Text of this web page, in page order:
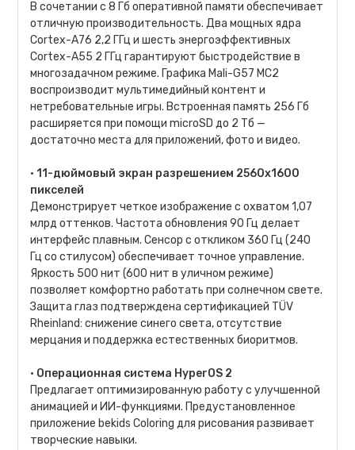
В сочетании с 8 Гб оперативной памяти обеспечивает
отличную производительность. Два мощных ядра
Cortex-A76 2,2 ГГц и шесть энергоэффективных
Cortex-A55 2 ГГц гарантируют быстродействие в
многозадачном режиме. Графика Mali-G57 MC2
воспроизводит мультимедийный контент и
нетребовательные игры. Встроенная память 256 Гб
расширяется при помощи microSD до 2 Тб —
достаточно места для приложений, фото и видео.
• 11-дюймовый экран разрешением 2560х1600
пикселей
Демонстрирует четкое изображение с охватом 1,07
млрд оттенков. Частота обновления 90 Гц делает
интерфейс плавным. Сенсор с откликом 360 Гц (240
Гц со стилусом) обеспечивает точное управление.
Яркость 500 нит (600 нит в уличном режиме)
позволяет комфортно работать при солнечном свете.
Защита глаз подтверждена сертификацией TÜV
Rheinland: снижение синего света, отсутствие
мерцания и поддержка естественных биоритмов.
• Операционная система HyperOS 2
Предлагает оптимизированную работу с улучшенной
анимацией и ИИ-функциями. Предустановленное
приложение bekids Coloring для рисования развивает
творческие навыки.